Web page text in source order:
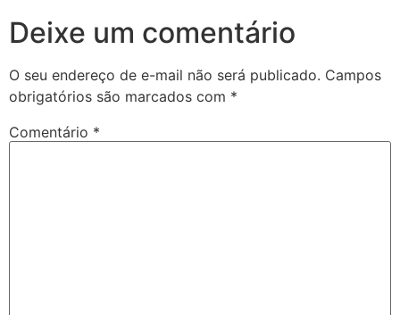
Deixe um comentário
O seu endereço de e-mail não será publicado. Campos
obrigatórios são marcados com *
Comentário *